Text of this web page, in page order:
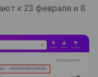
к 23 февраля и 8